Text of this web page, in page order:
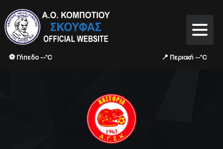
⚽ Γήπεδο --°C 📍 Περιοχή --°C